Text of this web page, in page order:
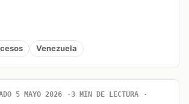
Venezuela
5 MAYO 2026 3 MIN DE LECTURA